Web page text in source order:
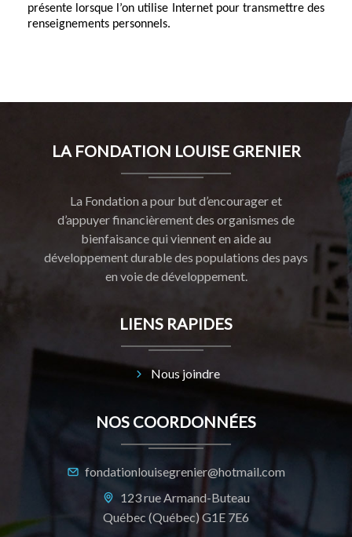
présente lorsque l’on utilise Internet pour transmettre des
renseignements personnels.
LA FONDATION LOUISE GRENIER
La Fondation a pour but d’encourager et
d’appuyer financièrement des organismes de
bienfaisance qui viennent en aide au
développement durable des populations des pays
en voie de développement.
LIENS RAPIDES
Nous joindre
NOS COORDONNÉES
fondationlouisegrenier@hotmail.com
123 rue Armand-Buteau
Québec (Québec) G1E 7E6